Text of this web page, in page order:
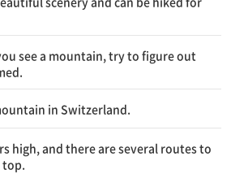
see a mountain, try to figure out
in Switzerland.
high, and there are several routes to
top.